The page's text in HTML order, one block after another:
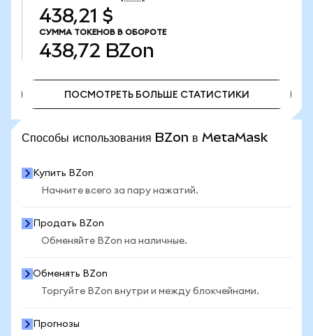
438,21 $
СУММА ТОКЕНОВ В ОБОРОТЕ
438,72 BZon
ПОСМОТРЕТЬ БОЛЬШЕ СТАТИСТИКИ
Способы использования BZon в MetaMask
Купить BZon
Начните всего за пару нажатий.
Продать BZon
Обменяйте BZon на наличные.
Обменять BZon
Торгуйте BZon внутри и между блокчейнами.
Прогнозы